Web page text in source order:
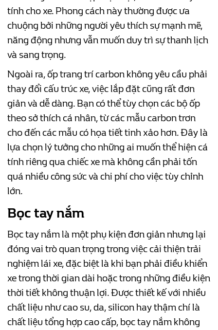
tính cho xe. Phong cách này thường được ưa
chuộng bởi những người yêu thích sự mạnh mẽ,
năng động nhưng vẫn muốn duy trì sự thanh lịch
và sang trọng.
Ngoài ra, ốp trang trí carbon không yêu cầu phải
thay đổi cấu trúc xe, việc lắp đặt cũng rất đơn
giản và dễ dàng. Bạn có thể tùy chọn các bộ ốp
theo sở thích cá nhân, từ các mẫu carbon trơn
cho đến các mẫu có họa tiết tinh xảo hơn. Đây là
lựa chọn lý tưởng cho những ai muốn thể hiện cá
tính riêng qua chiếc xe mà không cần phải tốn
quá nhiều công sức và chi phí cho việc tùy chỉnh
lớn.
Bọc tay nắm
Bọc tay nắm là một phụ kiện đơn giản nhưng lại
đóng vai trò quan trọng trong việc cải thiện trải
nghiệm lái xe, đặc biệt là khi bạn phải điều khiển
xe trong thời gian dài hoặc trong những điều kiện
thời tiết không thuận lợi. Được thiết kế với nhiều
chất liệu như cao su, da, silicon hay thậm chí là
chất liệu tổng hợp cao cấp, bọc tay nắm không